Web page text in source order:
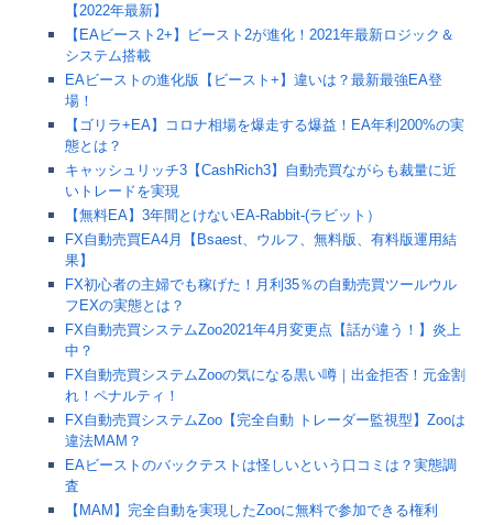
【2022年最新】
【EAビースト2+】ビースト2が進化！2021年最新ロジック＆
システム搭載
EAビーストの進化版【ビースト+】違いは？最新最強EA登
場！
【ゴリラ+EA】コロナ相場を爆走する爆益！EA年利200%の実
態とは？
キャッシュリッチ3【CashRich3】自動売買ながらも裁量に近
いトレードを実現
【無料EA】3年間とけないEA-Rabbit-(ラビット）
FX自動売買EA4月【Bsaest、ウルフ、無料版、有料版運用結
果】
FX初心者の主婦でも稼げた！月利35％の自動売買ツールウル
フEXの実態とは？
FX自動売買システムZoo2021年4月変更点【話が違う！】炎上
中？
FX自動売買システムZooの気になる黒い噂｜出金拒否！元金割
れ！ペナルティ！
FX自動売買システムZoo【完全自動 トレーダー監視型】Zooは
違法MAM？
EAビーストのバックテストは怪しいという口コミは？実態調
査
【MAM】完全自動を実現したZooに無料で参加できる権利